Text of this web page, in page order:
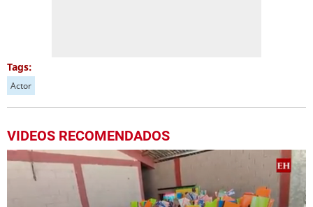
Tags:
Actor
VIDEOS RECOMENDADOS